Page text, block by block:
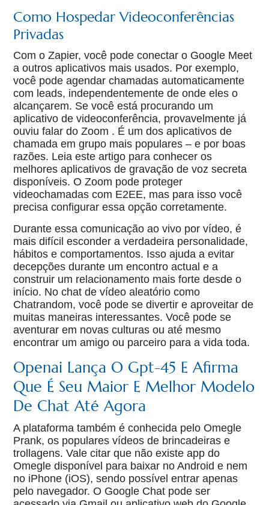
Como Hospedar Videoconferências
Privadas
Com o Zapier, você pode conectar o Google Meet
a outros aplicativos mais usados. Por exemplo,
você pode agendar chamadas automaticamente
com leads, independentemente de onde eles o
alcançarem. Se você está procurando um
aplicativo de videoconferência, provavelmente já
ouviu falar do Zoom . É um dos aplicativos de
chamada em grupo mais populares – e por boas
razões. Leia este artigo para conhecer os
melhores aplicativos de gravação de voz secreta
disponíveis. O Zoom pode proteger
videochamadas com E2EE, mas para isso você
precisa configurar essa opção corretamente.
Durante essa comunicação ao vivo por vídeo, é
mais difícil esconder a verdadeira personalidade,
hábitos e comportamentos. Isso ajuda a evitar
decepções durante um encontro actual e a
construir um relacionamento mais forte desde o
início. No chat de vídeo aleatório como
Chatrandom, você pode se divertir e aproveitar de
muitas maneiras interessantes. Você pode se
aventurar em novas culturas ou até mesmo
encontrar um amigo ou parceiro para a vida toda.
Openai Lança O Gpt-45 E Afirma
Que É Seu Maior E Melhor Modelo
De Chat Até Agora
A plataforma também é conhecida pelo Omegle
Prank, os populares vídeos de brincadeiras e
trollagens. Vale citar que não existe app do
Omegle disponível para baixar no Android e nem
no iPhone (iOS), sendo possível entrar apenas
pelo navegador. O Google Chat pode ser